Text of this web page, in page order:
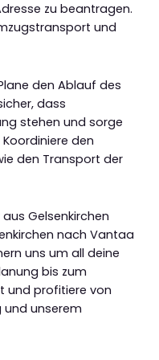
zu beantragen.
und
den Ablauf des
dass
stehen und sorge
den
den Transport der
Gelsenkirchen
nach Vantaa
uns um all deine
bis zum
und profitiere von
und unserem